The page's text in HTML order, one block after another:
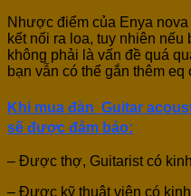
Nhược điểm của Enya
kết nối ra loa, tuy nhiên nếu
không phải là vấn đề quá
bạn vẫn có thể gắn thêm
Khi mua đàn Guitar
sẽ được đảm bảo:
– Được thợ, Guitarist có
– Được kỹ thuật viên có